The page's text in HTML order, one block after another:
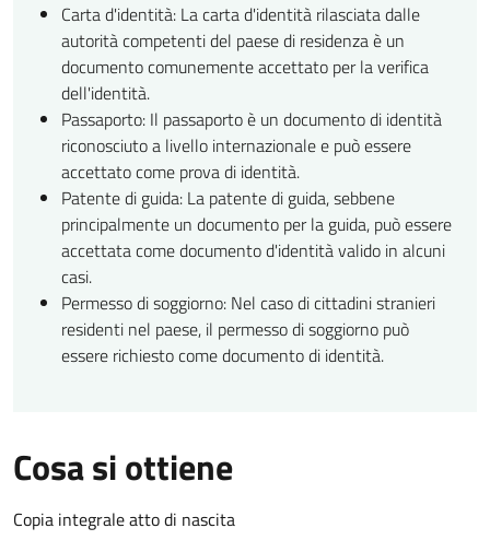
Carta d'identità: La carta d'identità rilasciata dalle
autorità competenti del paese di residenza è un
documento comunemente accettato per la verifica
dell'identità.
Passaporto: Il passaporto è un documento di identità
riconosciuto a livello internazionale e può essere
accettato come prova di identità.
Patente di guida: La patente di guida, sebbene
principalmente un documento per la guida, può essere
accettata come documento d'identità valido in alcuni
casi.
Permesso di soggiorno: Nel caso di cittadini stranieri
residenti nel paese, il permesso di soggiorno può
essere richiesto come documento di identità.
Cosa si ottiene
Copia integrale atto di nascita